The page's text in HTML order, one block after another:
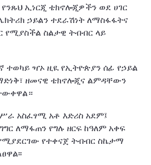
ኢነርጂ ቴክኖሎጂዎችን ወደ ሀገር
ኃይልን ተደራሽነት ለማስፋፋትና
የሚያስችል ስልታዊ ትብብር ላይ
ተወካይ ዣኦ ዚዪ የኢትዮጵያን ሰፊ የኃይል
ዘመናዊ ቴክኖሎጂና ልምዳቸውን
አስፈፃሚ አቶ እድሪስ አደም፤
ለማፋጠን የግሉ ዘርፍ ከዓለም አቀፍ
የተቀናጀ ትብብር ስኬታማ